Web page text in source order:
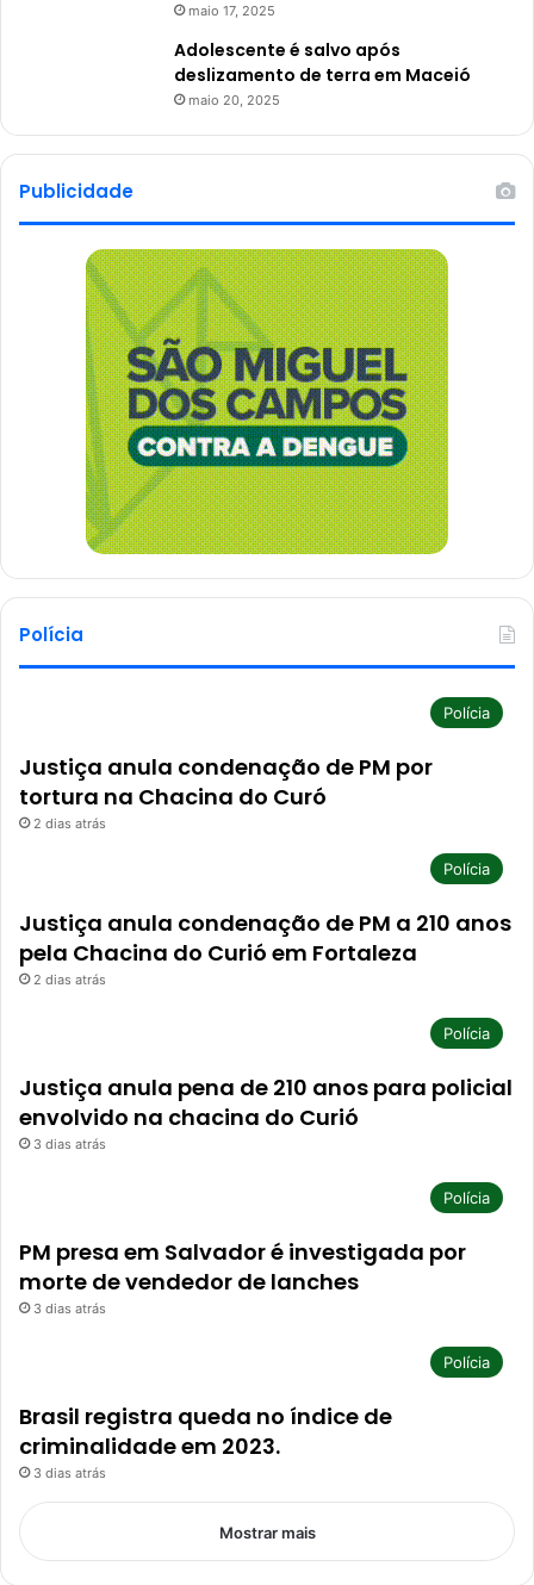
maio 17, 2025
Adolescente é salvo após
deslizamento de terra em Maceió
maio 20, 2025
Publicidade
Polícia
Polícia
Justiça anula condenação de PM por
tortura na Chacina do Curó
2 dias atrás
Polícia
Justiça anula condenação de PM a 210 anos
pela Chacina do Curió em Fortaleza
2 dias atrás
Polícia
Justiça anula pena de 210 anos para policial
envolvido na chacina do Curió
3 dias atrás
Polícia
PM presa em Salvador é investigada por
morte de vendedor de lanches
3 dias atrás
Polícia
Brasil registra queda no índice de
criminalidade em 2023.
3 dias atrás
Mostrar mais